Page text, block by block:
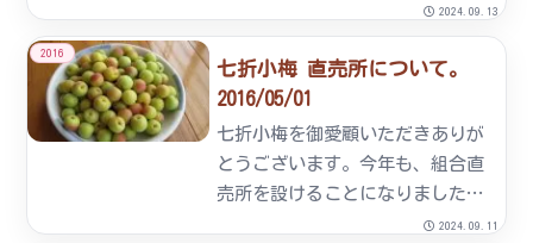
すが、黄色い「蝋梅」やピンク色
の紅梅は特に早いです。七折小梅
や青軸は一分咲きくらいです。
2024.09.13
2016
七折小梅 直売所について。
2016/05/01
七折小梅を御愛顧いただきありが
とうございます。今年も、組合直
売所を設けることになりました。
注文方法など詳しいことは、下記
2024.09.11